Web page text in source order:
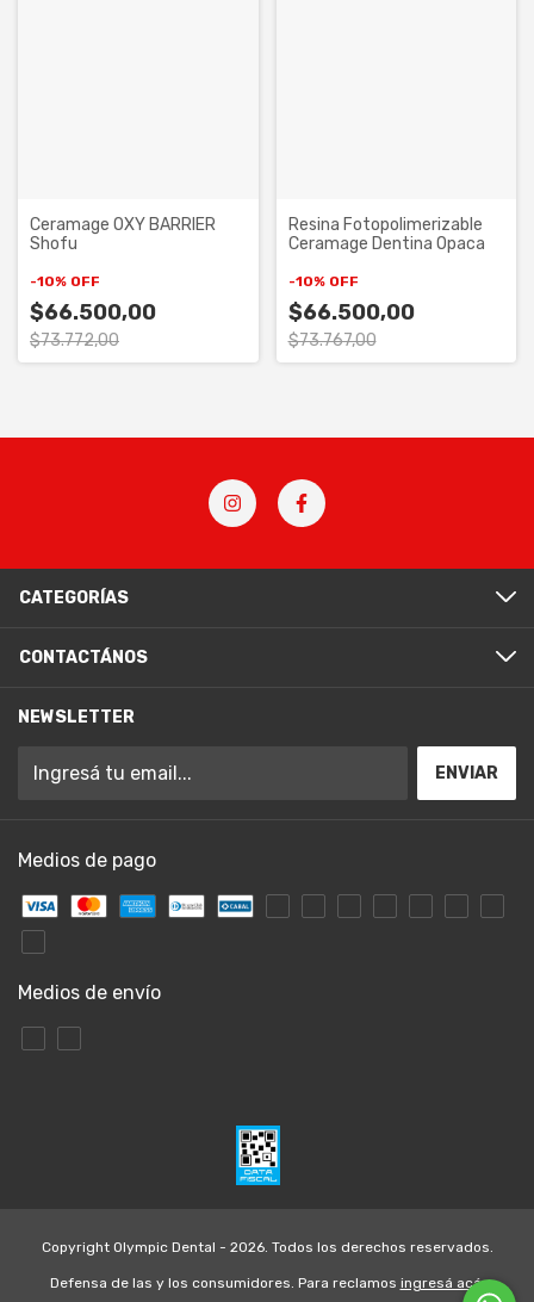
Ceramage OXY BARRIER
Shofu
-10% OFF
$66.500,00
$73.772,00
Resina Fotopolimerizable
Ceramage Dentina Opaca
-10% OFF
$66.500,00
$73.767,00
CATEGORÍAS
CONTACTÁNOS
NEWSLETTER
Medios de pago
Medios de envío
Copyright Olympic Dental - 2026. Todos los derechos reservados.
Defensa de las y los consumidores. Para reclamos ingresá acá.